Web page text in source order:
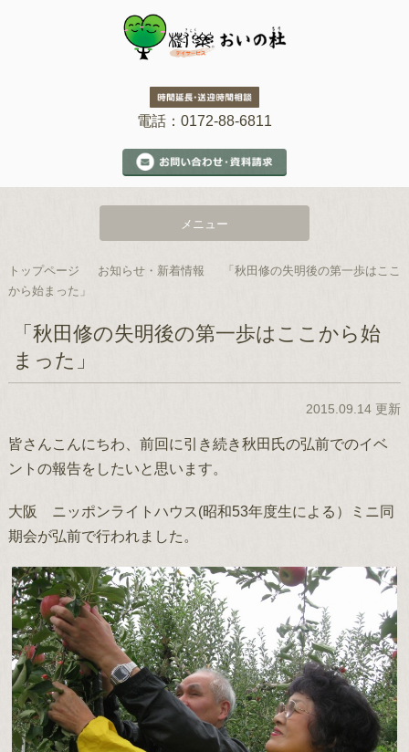
電話：0172-88-6811
メニュー
トップページ お知らせ・新着情報
「秋田修の失明後の第一歩はここ
から始まった」
「秋田修の失明後の第一歩はここから始
まった」
2015.09.14 更新
皆さんこんにちわ、前回に引き続き秋田氏の弘前でのイベ
ントの報告をしたいと思います。
大阪 ニッポンライトハウス(昭和53年度生による）ミニ同
期会が弘前で行われました。